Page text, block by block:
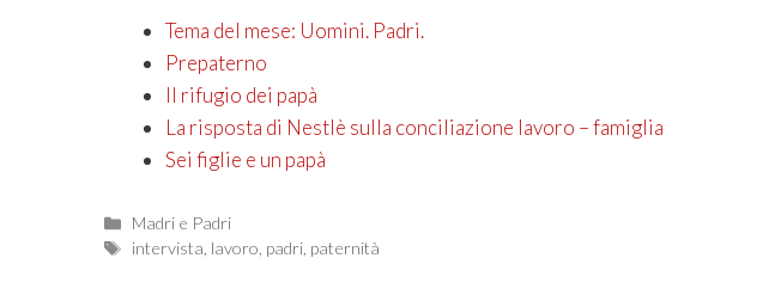
Tema del mese: Uomini. Padri.
Prepaterno
Il rifugio dei papà
La risposta di Nestlè sulla conciliazione lavoro – famiglia
Sei figlie e un papà
Categories
Madri e Padri
Tags
intervista lavoro padri paternità